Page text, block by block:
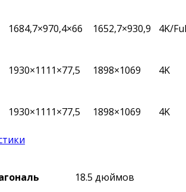
1684,7×970,4×66 1652,7×930,9 4K/
1930×1111×77,5 1898×1069 4K
1930×1111×77,5 1898×1069 4K
18.5 дюймов